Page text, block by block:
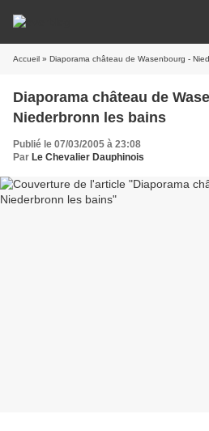
Accueil » Diaporama château de Wasenbourg -
Diaporama château de
Niederbronn les bains
Publié le 07/03/2005 à 23:08
Par Le Chevalier Dauphinois